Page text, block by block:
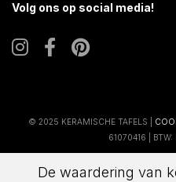
Volg ons op social media!
© 2025 KERAMISCHE TAFELS |
61070416 |
De waardering van